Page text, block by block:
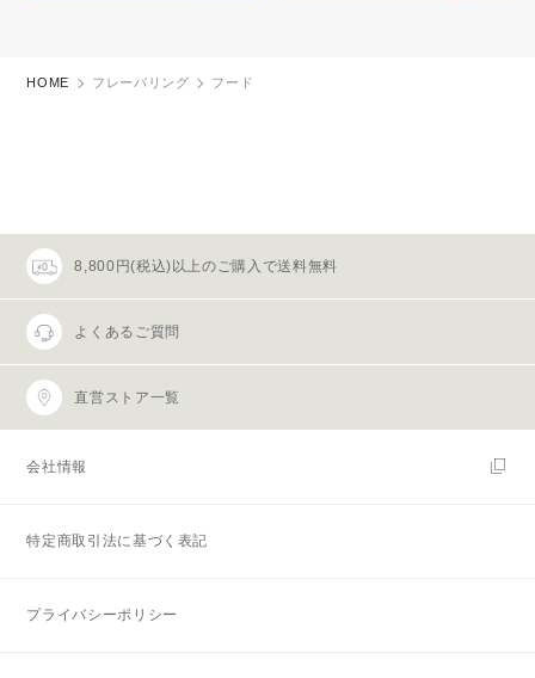
HOME フレーバリング フード
8,800円(税込)以上のご購入で送料無料
よくあるご質問
直営ストア一覧
会社情報
特定商取引法に基づく表記
プライバシーポリシー